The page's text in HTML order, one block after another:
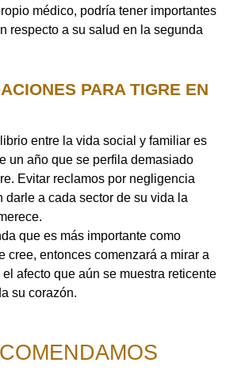
médico, podría tener importantes
respecto a su salud en la segunda
PARA TIGRE EN
entre la vida social y familiar es
un año que se perfila demasiado
Evitar reclamos por negligencia
darle a cada sector de su vida la
que es más importante como
cree, entonces comenzará a mirar a
el afecto que aún se muestra reticente
su corazón.